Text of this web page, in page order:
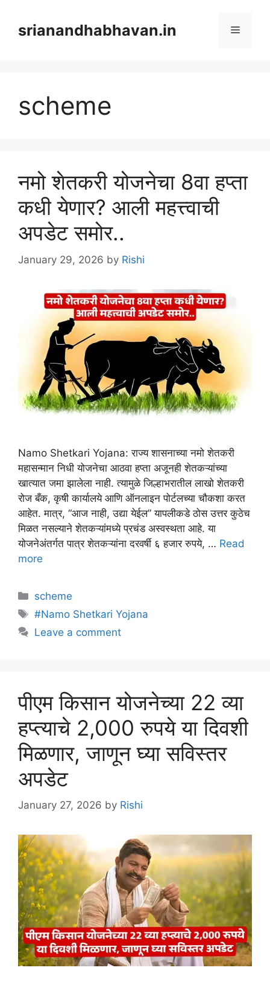
contentsrianandhabhavan.in Menu
scheme
नमो शेतकरी योजनेचा 8वा हप्ता
कधी येणार? आली महत्त्वाची
अपडेट समोर..
January 29, 2026 by Rishi
Namo Shetkari Yojana: राज्य शासनाच्या नमो शेतकरी
महासन्मान निधी योजनेचा आठवा हप्ता अजूनही शेतकऱ्यांच्या
खात्यात जमा झालेला नाही. त्यामुळे जिल्हाभरातील लाखो शेतकरी
रोज बँक, कृषी कार्यालये आणि ऑनलाइन पोर्टलच्या चौकशा करत
आहेत. मात्र, “आज नाही, उद्या येईल” यापलीकडे ठोस उत्तर कुठेच
मिळत नसल्याने शेतकऱ्यांमध्ये प्रचंड अस्वस्थता आहे. या
योजनेअंतर्गत पात्र शेतकऱ्यांना दरवर्षी ६ हजार रुपये, … Read
more
Categories
scheme
Tags
#Namo Shetkari Yojana
Leave a comment
पीएम किसान योजनेच्या 22 व्या
हप्त्याचे 2,000 रुपये या दिवशी
मिळणार, जाणून घ्या सविस्तर
अपडेट
January 27, 2026 by Rishi